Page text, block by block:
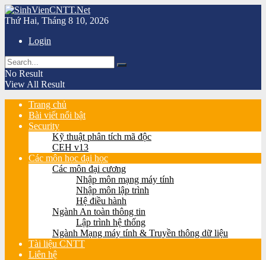
Thứ Hai, Tháng 8 10, 2026
Login
No Result
View All Result
Trang chủ
Bài viết nổi bật
Security
Kỹ thuật phân tích mã độc
CEH v13
Các môn học đại học
Các môn đại cương
Nhập môn mạng máy tính
Nhập môn lập trình
Hệ điều hành
Ngành An toàn thông tin
Lập trình hệ thống
Ngành Mạng máy tính & Truyền thông dữ liệu
Tài liệu CNTT
Liên hệ